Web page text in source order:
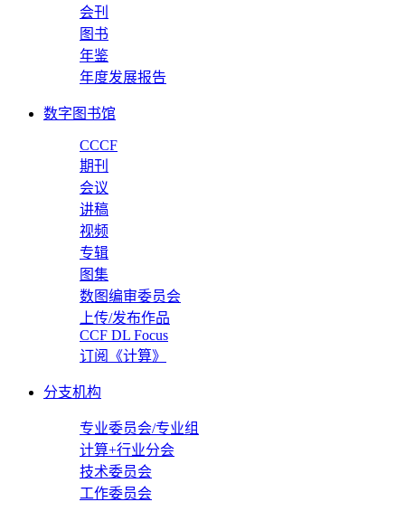
会刊
图书
年鉴
年度发展报告
数字图书馆
CCCF
期刊
会议
讲稿
视频
专辑
图集
数图编审委员会
上传/发布作品
CCF DL Focus
订阅《计算》
分支机构
专业委员会/专业组
计算+行业分会
技术委员会
工作委员会